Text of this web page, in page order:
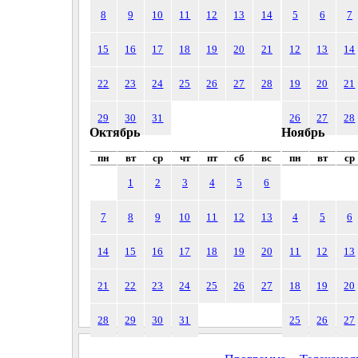
8 9 10 11 12 13 14
15 16 17 18 19 20 21
22 23 24 25 26 27 28
29 30 31
5 6 7
12 13 14
19 20 21
26 27 28
Октябрь
пн вт ср чт пт сб вс
1 2 3 4 5 6
7 8 9 10 11 12 13
14 15 16 17 18 19 20
21 22 23 24 25 26 27
28 29 30 31
Ноябрь
пн вт ср
4 5 6
11 12 13
18 19 20
25 26 27